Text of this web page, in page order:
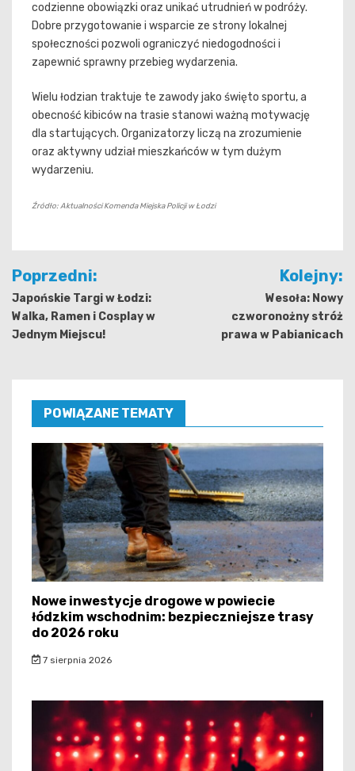
codzienne obowiązki oraz unikać utrudnień w podróży.
Dobre przygotowanie i wsparcie ze strony lokalnej
społeczności pozwoli ograniczyć niedogodności i
zapewnić sprawny przebieg wydarzenia.
Wielu łodzian traktuje te zawody jako święto sportu, a
obecność kibiców na trasie stanowi ważną motywację
dla startujących. Organizatorzy liczą na zrozumienie
oraz aktywny udział mieszkańców w tym dużym
wydarzeniu.
Źródło: Aktualności Komenda Miejska Policji w Łodzi
Nawigacja
wpisu
Poprzedni:
Japońskie Targi w Łodzi:
Walka, Ramen i Cosplay w
Jednym Miejscu!
Kolejny:
Wesoła: Nowy
czworonożny stróż
prawa w Pabianicach
POWIĄZANE TEMATY
Nowe inwestycje drogowe w powiecie
łódzkim wschodnim: bezpieczniejsze trasy
do 2026 roku
7 sierpnia 2026